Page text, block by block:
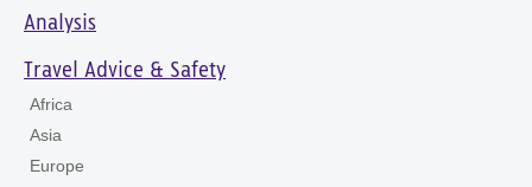
Analysis
Travel Advice & Safety
Africa
Asia
Europe